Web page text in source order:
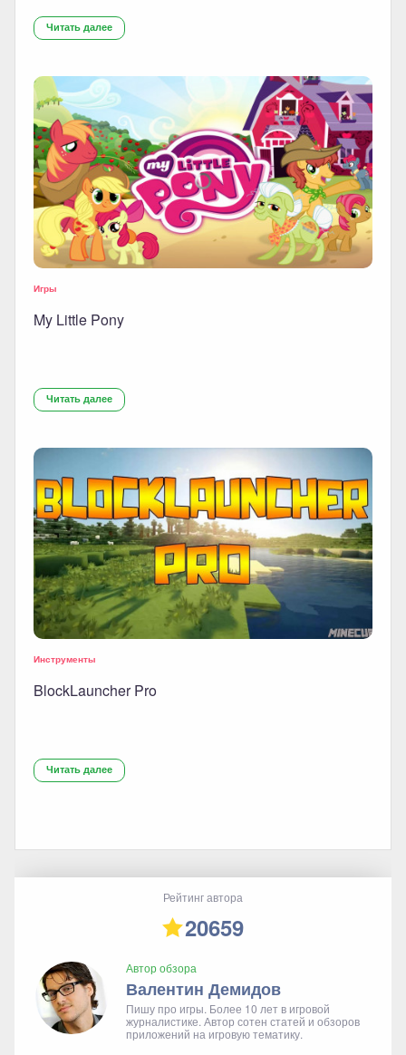
Читать далее
Игры
My Little Pony
Читать далее
Инструменты
BlockLauncher Pro
Читать далее
Рейтинг автора
20659
Автор обзора
Валентин Демидов
Пишу про игры. Более 10 лет в игровой
журналистике. Автор сотен статей и обзоров
приложений на игровую тематику.